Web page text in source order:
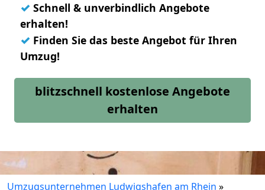
✓ Schnell & unverbindlich Angebote
erhalten!
✓ Finden Sie das beste Angebot für Ihren
Umzug!
blitzschnell kostenlose Angebote
erhalten
Umzugsunternehmen Ludwigshafen am Rhein »